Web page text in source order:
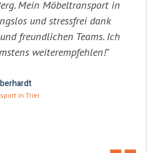
Mein Möbeltransport in
und stressfrei dank
freundlichen Teams. Ich
weiterempfehlen!"
in Trier